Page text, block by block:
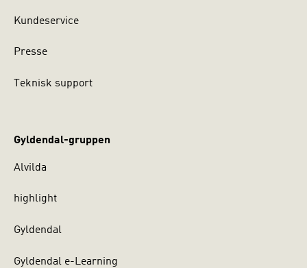
Kundeservice
Presse
Teknisk support
Gyldendal-gruppen
Alvilda
highlight
Gyldendal
Gyldendal e-Learning